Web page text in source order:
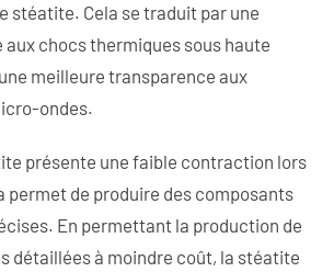
stéatite. Cela se traduit par une
chocs thermiques sous haute
meilleure transparence aux
ondes.
présente une faible contraction lors
permet de produire des composants
En permettant la production de
détaillées à moindre coût, la stéatite